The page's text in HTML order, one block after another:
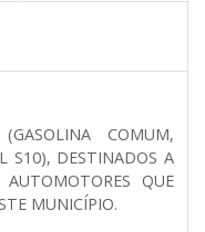
COMUM,
S10), DESTINADOS A
QUE
MUNICÍPIO.